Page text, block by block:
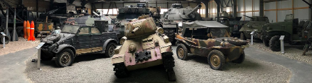
Skip
to
content